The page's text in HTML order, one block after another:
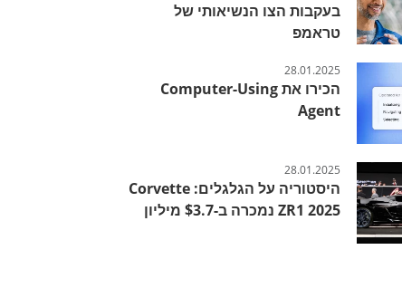
בעקבות הצו הנשיאותי של
טראמפ
28.01.2025
הכירו את Computer-Using
Agent
28.01.2025
היסטוריה על הגלגלים: Corvette
ZR1 2025 נמכרה ב-$3.7 מיליון